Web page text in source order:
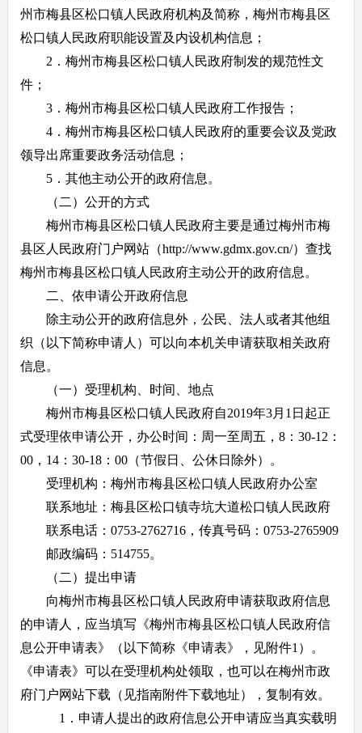
州市梅县区松口镇人民政府机构及简称，梅州市梅县区
松口镇人民政府职能设置及内设机构信息；
2．梅州市梅县区松口镇人民政府制发的规范性文
件；
3．梅州市梅县区松口镇人民政府工作报告；
4．梅州市梅县区松口镇人民政府的重要会议及党政
领导出席重要政务活动信息；
5．其他主动公开的政府信息。
（二）公开的方式
梅州市梅县区松口镇人民政府主要是通过梅州市梅
县区人民政府门户网站（http://www.gdmx.gov.cn/）查找
梅州市梅县区松口镇人民政府主动公开的政府信息。
二、依申请公开政府信息
除主动公开的政府信息外，公民、法人或者其他组
织（以下简称申请人）可以向本机关申请获取相关政府
信息。
（一）受理机构、时间、地点
梅州市梅县区松口镇人民政府自2019年3月1日起正
式受理依申请公开，办公时间：周一至周五，8：30-12：
00，14：30-18：00（节假日、公休日除外）。
受理机构：梅州市梅县区松口镇人民政府办公室
联系地址：梅县区松口镇寺坑大道松口镇人民政府
联系电话：0753-2762716，传真号码：0753-2765909
邮政编码：514755。
（二）提出申请
向梅州市梅县区松口镇人民政府申请获取政府信息
的申请人，应当填写《梅州市梅县区松口镇人民政府信
息公开申请表》（以下简称《申请表》，见附件1）。
《申请表》可以在受理机构处领取，也可以在梅州市政
府门户网站下载（见指南附件下载地址），复制有效。
1．申请人提出的政府信息公开申请应当真实载明